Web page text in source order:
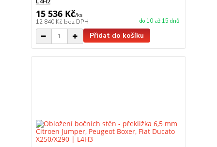
L4H2
15 536 Kč/ks
12 840 Kč bez DPH do 10 až 15 dnů
Přidat do košíku